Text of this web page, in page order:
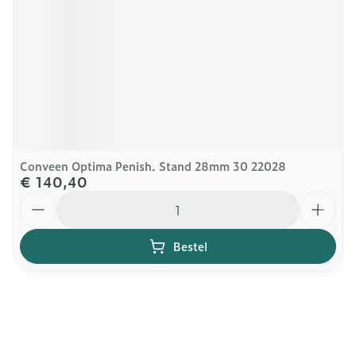
Conveen Optima Penish. Stand 28mm 30 22028
€ 140,40
Bestel